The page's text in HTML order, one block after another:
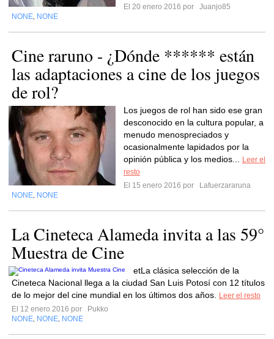
El 20 enero 2016 por
Juanjo85
NONE NONE
Cine raruno - ¿Dónde ****** están
las adaptaciones a cine de los juegos
de rol?
Los juegos de rol han sido ese gran
desconocido en la cultura popular, a
menudo menospreciados y
ocasionalmente lapidados por la
opinión pública y los medios...
Leer el
resto
El 15 enero 2016 por
Lafuerzararuna
NONE NONE
La Cineteca Alameda invita a las 59°
Muestra de Cine
etLa clásica selección de la
Cineteca Nacional llega a la ciudad San Luis Potosí con 12 títulos
de lo mejor del cine mundial en los últimos dos años.
Leer el resto
El 12 enero 2016 por
Pukko
NONE NONE NONE